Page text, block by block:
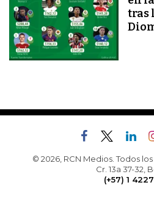
tras
© 2026, RCN Medios. Todos
Cr. 13a 37-32,
(+57) 1